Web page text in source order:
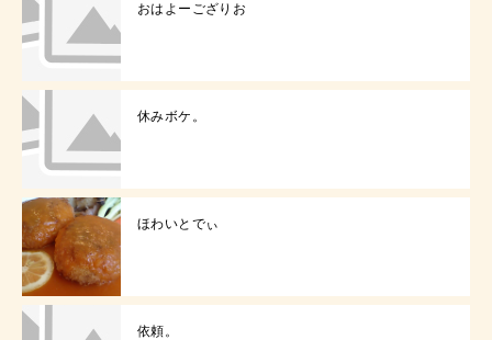
おはよーござりお
休みボケ。
ほわいとでぃ
依頼。